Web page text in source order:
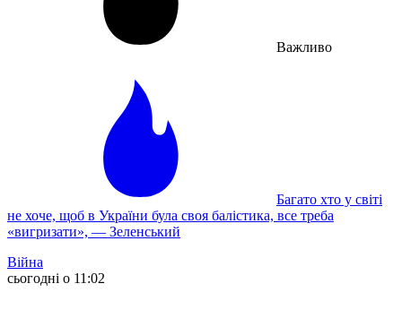
Важливо
Багато хто у світі
не хоче, щоб в України була своя балістика, все треба
«вигризати», — Зеленський
Війна
сьогодні о 11:02